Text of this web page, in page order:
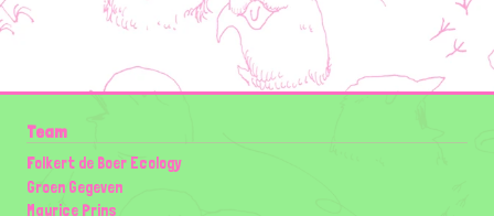
Team
Folkert de Boer Ecology
Groen Gegeven
Maurice Prins